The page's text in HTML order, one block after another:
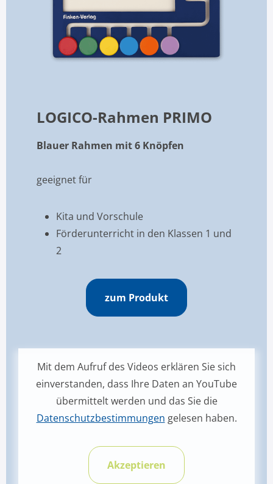
LOGICO-Rahmen PRIMO
Blauer Rahmen mit 6 Knöpfen
geeignet für
Kita und Vorschule
Förderunterricht in den Klassen 1 und
2
zum Produkt
Mit dem Aufruf des Videos erklären Sie sich
einverstanden, dass Ihre Daten an YouTube
übermittelt werden und das Sie die
Datenschutzbestimmungen gelesen haben.
Akzeptieren